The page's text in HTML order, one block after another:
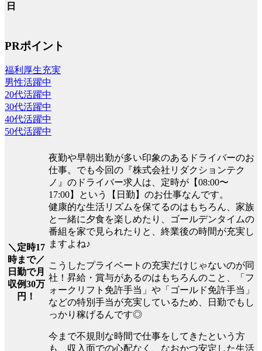
日
PRポイント
福利厚生充実
男性活躍中
20代活躍中
30代活躍中
40代活躍中
50代活躍中
＼定時17
時まで／
日勤で月
収例30万
円！
夜勤や早朝出勤が多い印象のあるドライバーのお
仕事。でも今回の『株式会社リダクションテク
ノ』のドライバー求人は、定時が【08:00〜
17:00】という【日勤】のお仕事なんです。
健康的な生活リズムを保てるのはもちろん、家族
と一緒に夕食を楽しめたり、ゴールデンタイムの
番組を家で見られたりと、終業後の時間が充実し
ますよね♪
こうしたプライベートの充実だけじゃないのが同
社！昇給・賞与があるのはもちろんのこと、「フ
ォークリフト免許手当」や「ゴールド免許手当」
などの特別手当が充実しているため、日勤でもし
っかり稼げるんです◎
今まで不規則な時間で仕事をしてきたという方
も、収入面での心配なく、なおかつ安定した生活